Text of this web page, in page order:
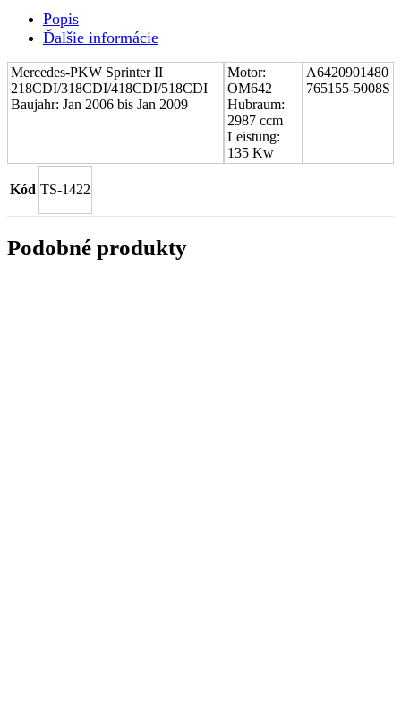
II
A6420901480
Popis
Ďalšie informácie
Mercedes-PKW Sprinter II
218CDI/318CDI/418CDI/518CDI
Baujahr: Jan 2006 bis Jan 2009
Motor:
OM642
Hubraum:
2987 ccm
Leistung:
135 Kw
A6420901480
765155-5008S
Kód TS-1422
Podobné produkty